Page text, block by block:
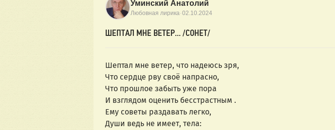
Уминский Анатолий
Любовная лирика·02.10.2024
ШЕПТАЛ МНЕ ВЕТЕР... /СОНЕТ/
Шептал мне ветер, что надеюсь зря,
Что сердце рву своё напрасно,
Что прошлое забыть уже пора
И взглядом оценить бесстрастным .
Ему советы раздавать легко,
Души ведь не имеет, тела: